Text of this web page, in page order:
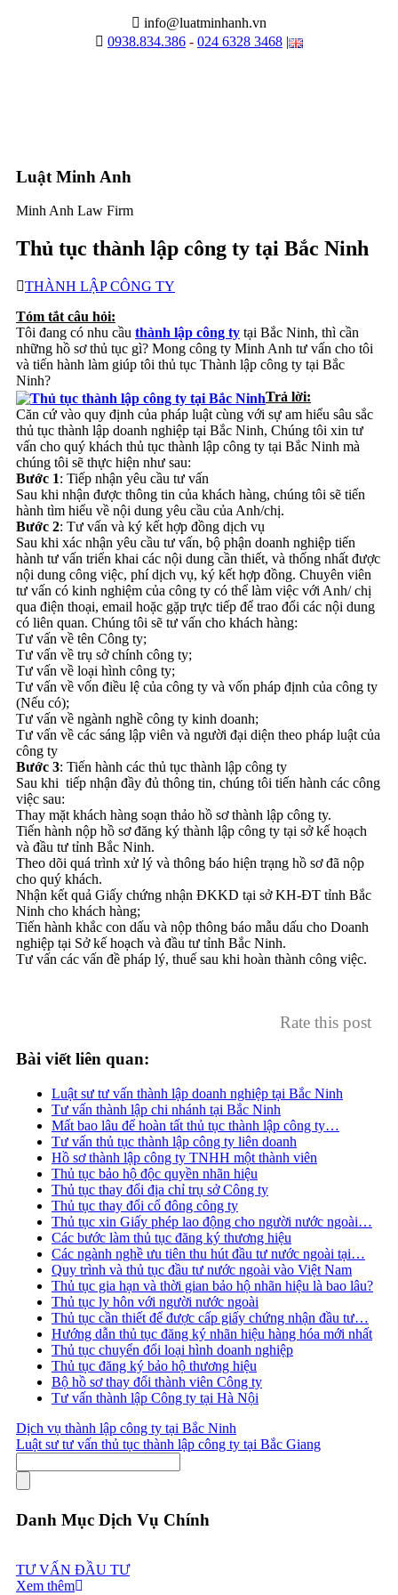
info@luatminhanh.vn
0938.834.386 - 024 6328 3468 |
Luật Minh Anh
Minh Anh Law Firm
Thủ tục thành lập công ty tại Bắc Ninh
THÀNH LẬP CÔNG TY
Tóm tắt câu hỏi:
Tôi đang có nhu cầu thành lập công ty tại Bắc Ninh, thì cần
những hồ sơ thủ tục gì? Mong công ty Minh Anh tư vấn cho tôi
và tiến hành làm giúp tôi thủ tục Thành lập công ty tại Bắc
Ninh?
Trả lời:
Căn cứ vào quy định của pháp luật cùng với sự am hiểu sâu sắc
thủ tục thành lập doanh nghiệp tại Bắc Ninh, Chúng tôi xin tư
vấn cho quý khách thủ tục thành lập công ty tại Bắc Ninh mà
chúng tôi sẽ thực hiện như sau:
Bước 1: Tiếp nhận yêu cầu tư vấn
Sau khi nhận được thông tin của khách hàng, chúng tôi sẽ tiến
hành tìm hiểu về nội dung yêu cầu của Anh/chị.
Bước 2: Tư vấn và ký kết hợp đồng dịch vụ
Sau khi xác nhận yêu cầu tư vấn, bộ phận doanh nghiệp tiến
hành tư vấn triển khai các nội dung cần thiết, và thống nhất được
nội dung công việc, phí dịch vụ, ký kết hợp đồng. Chuyên viên
tư vấn có kinh nghiệm của công ty có thể làm việc với Anh/ chị
qua điện thoại, email hoặc gặp trực tiếp để trao đổi các nội dung
có liên quan. Chúng tôi sẽ tư vấn cho khách hàng:
Tư vấn về tên Công ty;
Tư vấn về trụ sở chính công ty;
Tư vấn về loại hình công ty;
Tư vấn về vốn điều lệ của công ty và vốn pháp định của công ty
(Nếu có);
Tư vấn về ngành nghề công ty kinh doanh;
Tư vấn về các sáng lập viên và người đại diện theo pháp luật của
công ty
Bước 3: Tiến hành các thủ tục thành lập công ty
Sau khi tiếp nhận đầy đủ thông tin, chúng tôi tiến hành các công
việc sau:
Thay mặt khách hàng soạn thảo hồ sơ thành lập công ty.
Tiến hành nộp hồ sơ đăng ký thành lập công ty tại sở kế hoạch
và đầu tư tỉnh Bắc Ninh.
Theo dõi quá trình xử lý và thông báo hiện trạng hồ sơ đã nộp
cho quý khách.
Nhận kết quả Giấy chứng nhận ĐKKD tại sở KH-ĐT tỉnh Bắc
Ninh cho khách hàng;
Tiến hành khắc con dấu và nộp thông báo mẫu dấu cho Doanh
nghiệp tại Sở kế hoạch và đầu tư tỉnh Bắc Ninh.
Tư vấn các vấn đề pháp lý, thuế sau khi hoàn thành công việc.
Rate this post
Bài viết liên quan:
Luật sư tư vấn thành lập doanh nghiệp tại Bắc Ninh
Tư vấn thành lập chi nhánh tại Bắc Ninh
Mất bao lâu để hoàn tất thủ tục thành lập công ty…
Tư vấn thủ tục thành lập công ty liên doanh
Hồ sơ thành lập công ty TNHH một thành viên
Thủ tục bảo hộ độc quyền nhãn hiệu
Thủ tục thay đổi địa chỉ trụ sở Công ty
Thủ tục thay đổi cổ đông công ty
Thủ tục xin Giấy phép lao động cho người nước ngoài…
Các bước làm thủ tục đăng ký thương hiệu
Các ngành nghề ưu tiên thu hút đầu tư nước ngoài tại…
Quy trình và thủ tục đầu tư nước ngoài vào Việt Nam
Thủ tục gia hạn và thời gian bảo hộ nhãn hiệu là bao lâu?
Thủ tục ly hôn với người nước ngoài
Thủ tục cần thiết để được cấp giấy chứng nhận đầu tư…
Hướng dẫn thủ tục đăng ký nhãn hiệu hàng hóa mới nhất
Thủ tục chuyển đổi loại hình doanh nghiệp
Thủ tục đăng ký bảo hộ thương hiệu
Bộ hồ sơ thay đổi thành viên Công ty
Tư vấn thành lập Công ty tại Hà Nội
Dịch vụ thành lập công ty tại Bắc Ninh
Luật sư tư vấn thủ tục thành lập công ty tại Bắc Giang
Danh Mục Dịch Vụ Chính
TƯ VẤN ĐẦU TƯ
Xem thêm